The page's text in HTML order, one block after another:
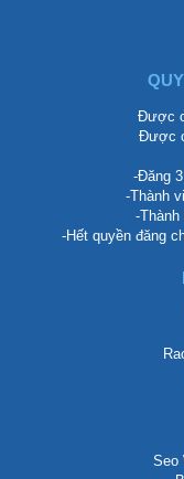
Được
Được
-Đăng
-Thành
-
-Hết quyền đăng
Seo